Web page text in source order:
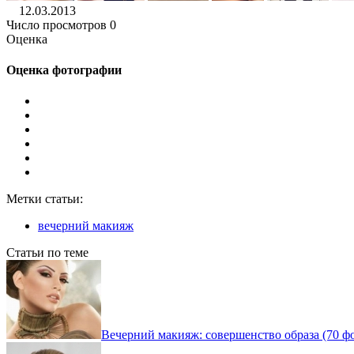
12.03.2013
Число просмотров 0
Оценка
Оценка фотографии
Метки статьи:
вечерний макияж
Статьи по теме
Вечерний макияж: совершенство образа (70